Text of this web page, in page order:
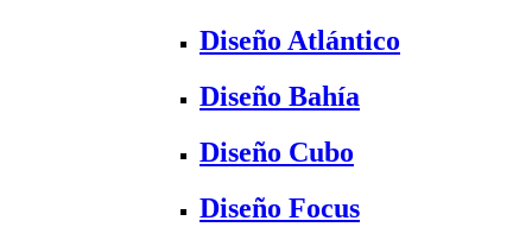
Diseño Atlántico
Diseño Bahía
Diseño Cubo
Diseño Focus